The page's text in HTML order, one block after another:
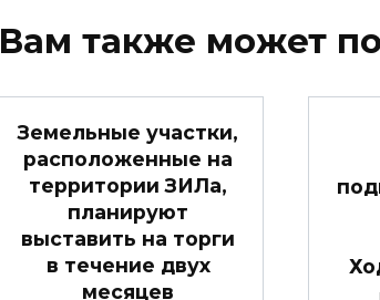
Вам также может
Земельные участки,
расположенные на
территории ЗИЛа,
планируют
выставить на торги
в течение двух
месяцев